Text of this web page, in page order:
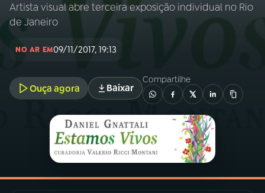
Início AO VIVO
INÍCIO
A RÁDIO
PROGRAMAÇÃO
PROGRAMAS
Artista visual abre terceira exposição individual no Rio
de Janeiro
NO AR EM09/11/2017, 19:13
Ouça agora Baixar
Compartilhe